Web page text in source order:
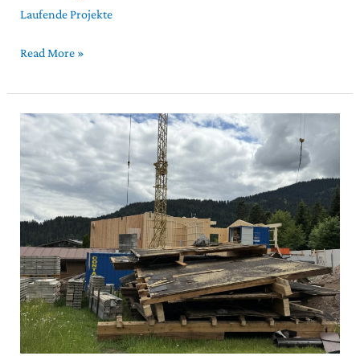
Laufende Projekte
Read More »
Aufstockung
in
am
Wilden
Kaiser